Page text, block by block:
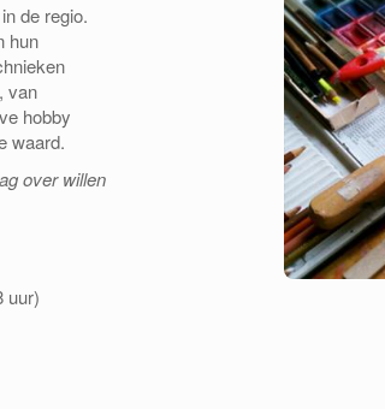
de regio.
hun
van
hobby
waard.
over willen
uur)